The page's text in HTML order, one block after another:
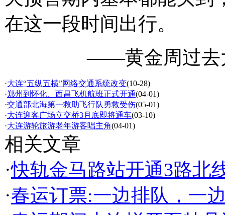
在这一段时间出行。
——黄金周过去
·大连“五纵五横”网络交通系统改变(10-28)
·郑州到怀化、西昌飞机航班正式开通(04-01)
·交通部北海第一救助飞行队勇救受伤(05-01)
·大连迎客广场立交桥3月底即将通车(03-10)
·大连游轮旅游老年游客唱主角(04-01)
相关文章
·快轨金马路站开通3路北
·春运订票:一边排队，一